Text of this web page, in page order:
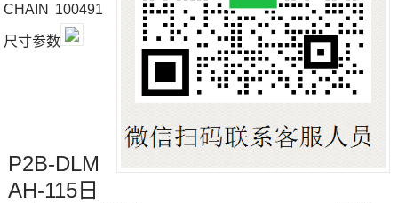
CHAIN 100491
尺寸参数
P2B-DLM
AH-115日